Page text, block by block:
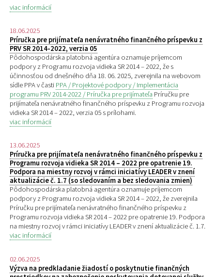
viac informácií
18.06.2025
Príručka pre prijímateľa nenávratného finančného príspevku z
PRV SR 2014-2022, verzia 05
Pôdohospodárska platobná agentúra oznamuje príjemcom
podpory z Programu rozvoja vidieka SR 2014 – 2022, že s
účinnosťou od dnešného dňa 18. 06. 2025, zverejnila na webovom
sídle PPA v časti PPA / Projektové podpory / Implementácia
programu PRV 2014-2022 / Príručka pre prijímateľa Príručku pre
prijímateľa nenávratného finančného príspevku z Programu rozvoja
vidieka SR 2014 – 2022, verzia 05 s prílohami.
viac informácií
13.06.2025
Príručka pre prijímateľa nenávratného finančného príspevku z
Programu rozvoja vidieka SR 2014 – 2022 pre opatrenie 19.
Podpora na miestny rozvoj v rámci iniciatívy LEADER v znení
aktualizácie č. 1.7 (so sledovaním a bez sledovania zmien)
Pôdohospodárska platobná agentúra oznamuje príjemcom
podpory z Programu rozvoja vidieka SR 2014 – 2022, že zverejnila
Príručku pre prijímateľa nenávratného finančného príspevku z
Programu rozvoja vidieka SR 2014 – 2022 pre opatrenie 19. Podpora
na miestny rozvoj v rámci iniciatívy LEADER v znení aktualizácie č. 1.7.
viac informácií
02.06.2025
Výzva na predkladanie žiadostí o poskytnutie finančných